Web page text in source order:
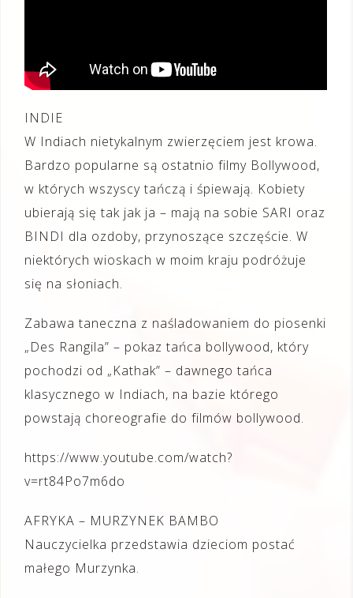
INDIE
W Indiach nietykalnym zwierzęciem jest krowa.
Bardzo popularne są ostatnio filmy Bollywood,
w których wszyscy tańczą i śpiewają. Kobiety
ubierają się tak jak ja – mają na sobie SARI oraz
BINDI dla ozdoby, przynoszące szczęście. W
niektórych wioskach w moim kraju podróżuje
się na słoniach.
Zabawa taneczna z naśladowaniem do piosenki
„Des Rangila” – pokaz tańca bollywood, który
pochodzi od „Kathak” – dawnego tańca
klasycznego w Indiach, na bazie którego
powstają choreografie do filmów bollywood.
https://www.youtube.com/watch?
v=rt84Po7m6do
AFRYKA – MURZYNEK BAMBO
Nauczycielka przedstawia dzieciom postać
małego Murzynka.